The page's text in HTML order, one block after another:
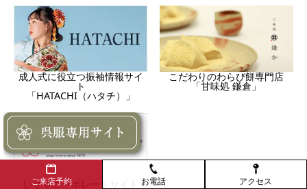
成人式に役立つ振袖情報サイ
ト
「HATACHI（ハタチ）」
こだわりのわらび餅専門店
「甘味処 鎌倉」
いせやコーポレートサイト
ご来店予約 お電話 アクセス